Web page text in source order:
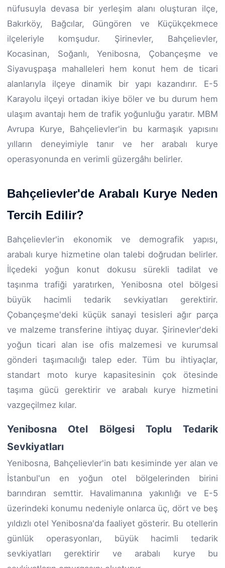
nüfusuyla devasa bir yerleşim alanı oluşturan ilçe,
Bakırköy, Bağcılar, Güngören ve Küçükçekmece
ilçeleriyle komşudur. Şirinevler, Bahçelievler,
Kocasinan, Soğanlı, Yenibosna, Çobançeşme ve
Siyavuşpaşa mahalleleri hem konut hem de ticari
alanlarıyla ilçeye dinamik bir yapı kazandırır. E-5
Karayolu ilçeyi ortadan ikiye böler ve bu durum hem
ulaşım avantajı hem de trafik yoğunluğu yaratır. MBM
Avrupa Kurye, Bahçelievler'in bu karmaşık yapısını
yılların deneyimiyle tanır ve her arabalı kurye
operasyonunda en verimli güzergâhı belirler.
Bahçelievler'de Arabalı Kurye Neden
Tercih Edilir?
Bahçelievler'in ekonomik ve demografik yapısı,
arabalı kurye hizmetine olan talebi doğrudan belirler.
İlçedeki yoğun konut dokusu sürekli tadilat ve
taşınma trafiği yaratırken, Yenibosna otel bölgesi
büyük hacimli tedarik sevkiyatları gerektirir.
Çobançeşme'deki küçük sanayi tesisleri ağır parça
ve malzeme transferine ihtiyaç duyar. Şirinevler'deki
yoğun ticari alan ise ofis malzemesi ve kurumsal
gönderi taşımacılığı talep eder. Tüm bu ihtiyaçlar,
standart moto kurye kapasitesinin çok ötesinde
taşıma gücü gerektirir ve arabalı kurye hizmetini
vazgeçilmez kılar.
Yenibosna Otel Bölgesi Toplu Tedarik
Sevkiyatları
Yenibosna, Bahçelievler'in batı kesiminde yer alan ve
İstanbul'un en yoğun otel bölgelerinden birini
barındıran semttir. Havalimanına yakınlığı ve E-5
üzerindeki konumu nedeniyle onlarca üç, dört ve beş
yıldızlı otel Yenibosna'da faaliyet gösterir. Bu otellerin
günlük operasyonları, büyük hacimli tedarik
sevkiyatları gerektirir ve arabalı kurye bu